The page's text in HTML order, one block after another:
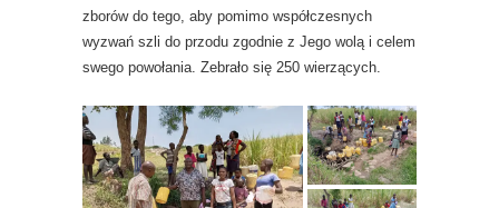
zborów do tego, aby pomimo współczesnych
wyzwań szli do przodu zgodnie z Jego wolą i celem
swego powołania. Zebrało się 250 wierzących.